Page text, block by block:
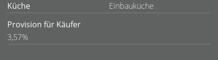
Küche
Einbauküche
Provision für Käufer
3,57%